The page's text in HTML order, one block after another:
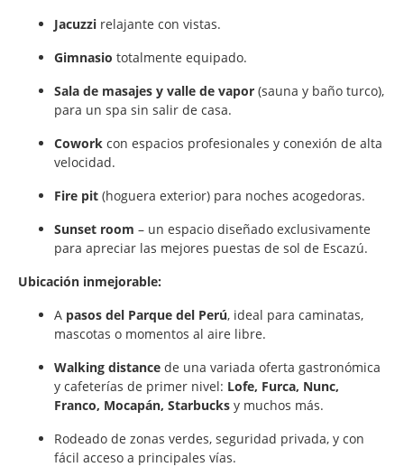
Jacuzzi relajante con vistas.
Gimnasio totalmente equipado.
Sala de masajes y valle de vapor (sauna y baño turco),
para un spa sin salir de casa.
Cowork con espacios profesionales y conexión de alta
velocidad.
Fire pit (hoguera exterior) para noches acogedoras.
Sunset room – un espacio diseñado exclusivamente
para apreciar las mejores puestas de sol de Escazú.
Ubicación inmejorable:
A pasos del Parque del Perú, ideal para caminatas,
mascotas o momentos al aire libre.
Walking distance de una variada oferta gastronómica
y cafeterías de primer nivel: Lofe, Furca, Nunc,
Franco, Mocapán, Starbucks y muchos más.
Rodeado de zonas verdes, seguridad privada, y con
fácil acceso a principales vías.